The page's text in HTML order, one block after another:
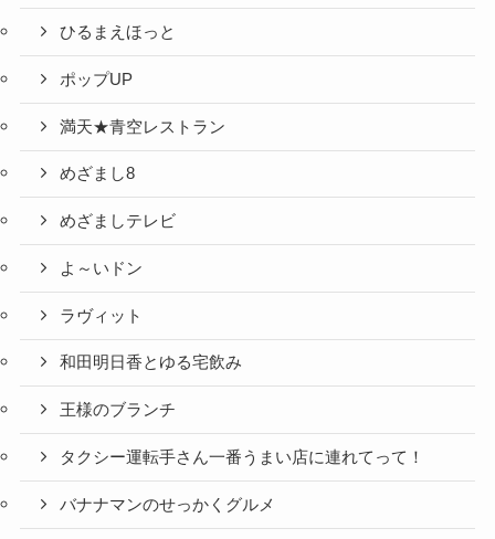
ひるまえほっと
ポップUP
満天★青空レストラン
めざまし8
めざましテレビ
よ～いドン
ラヴィット
和田明日香とゆる宅飲み
王様のブランチ
タクシー運転手さん一番うまい店に連れてって！
バナナマンのせっかくグルメ